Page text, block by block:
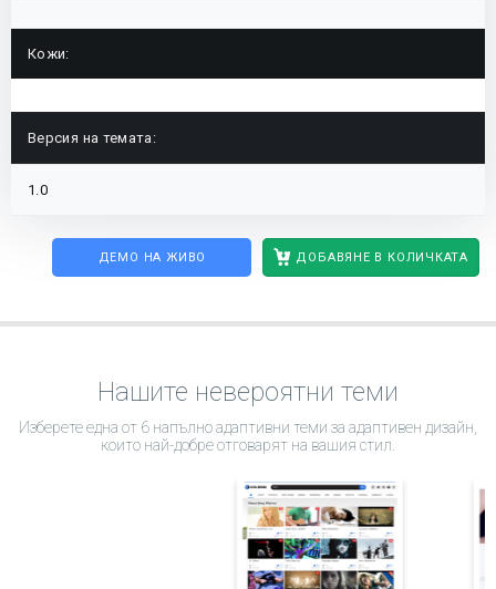
Кожи:
Версия на темата:
1.0
ДЕМО НА ЖИВО ДОБАВЯНЕ В КОЛИЧКАТА
Нашите невероятни теми
Изберете една от 6 напълно адаптивни теми за адаптивен дизайн,
които най-добре отговарят на вашия стил.